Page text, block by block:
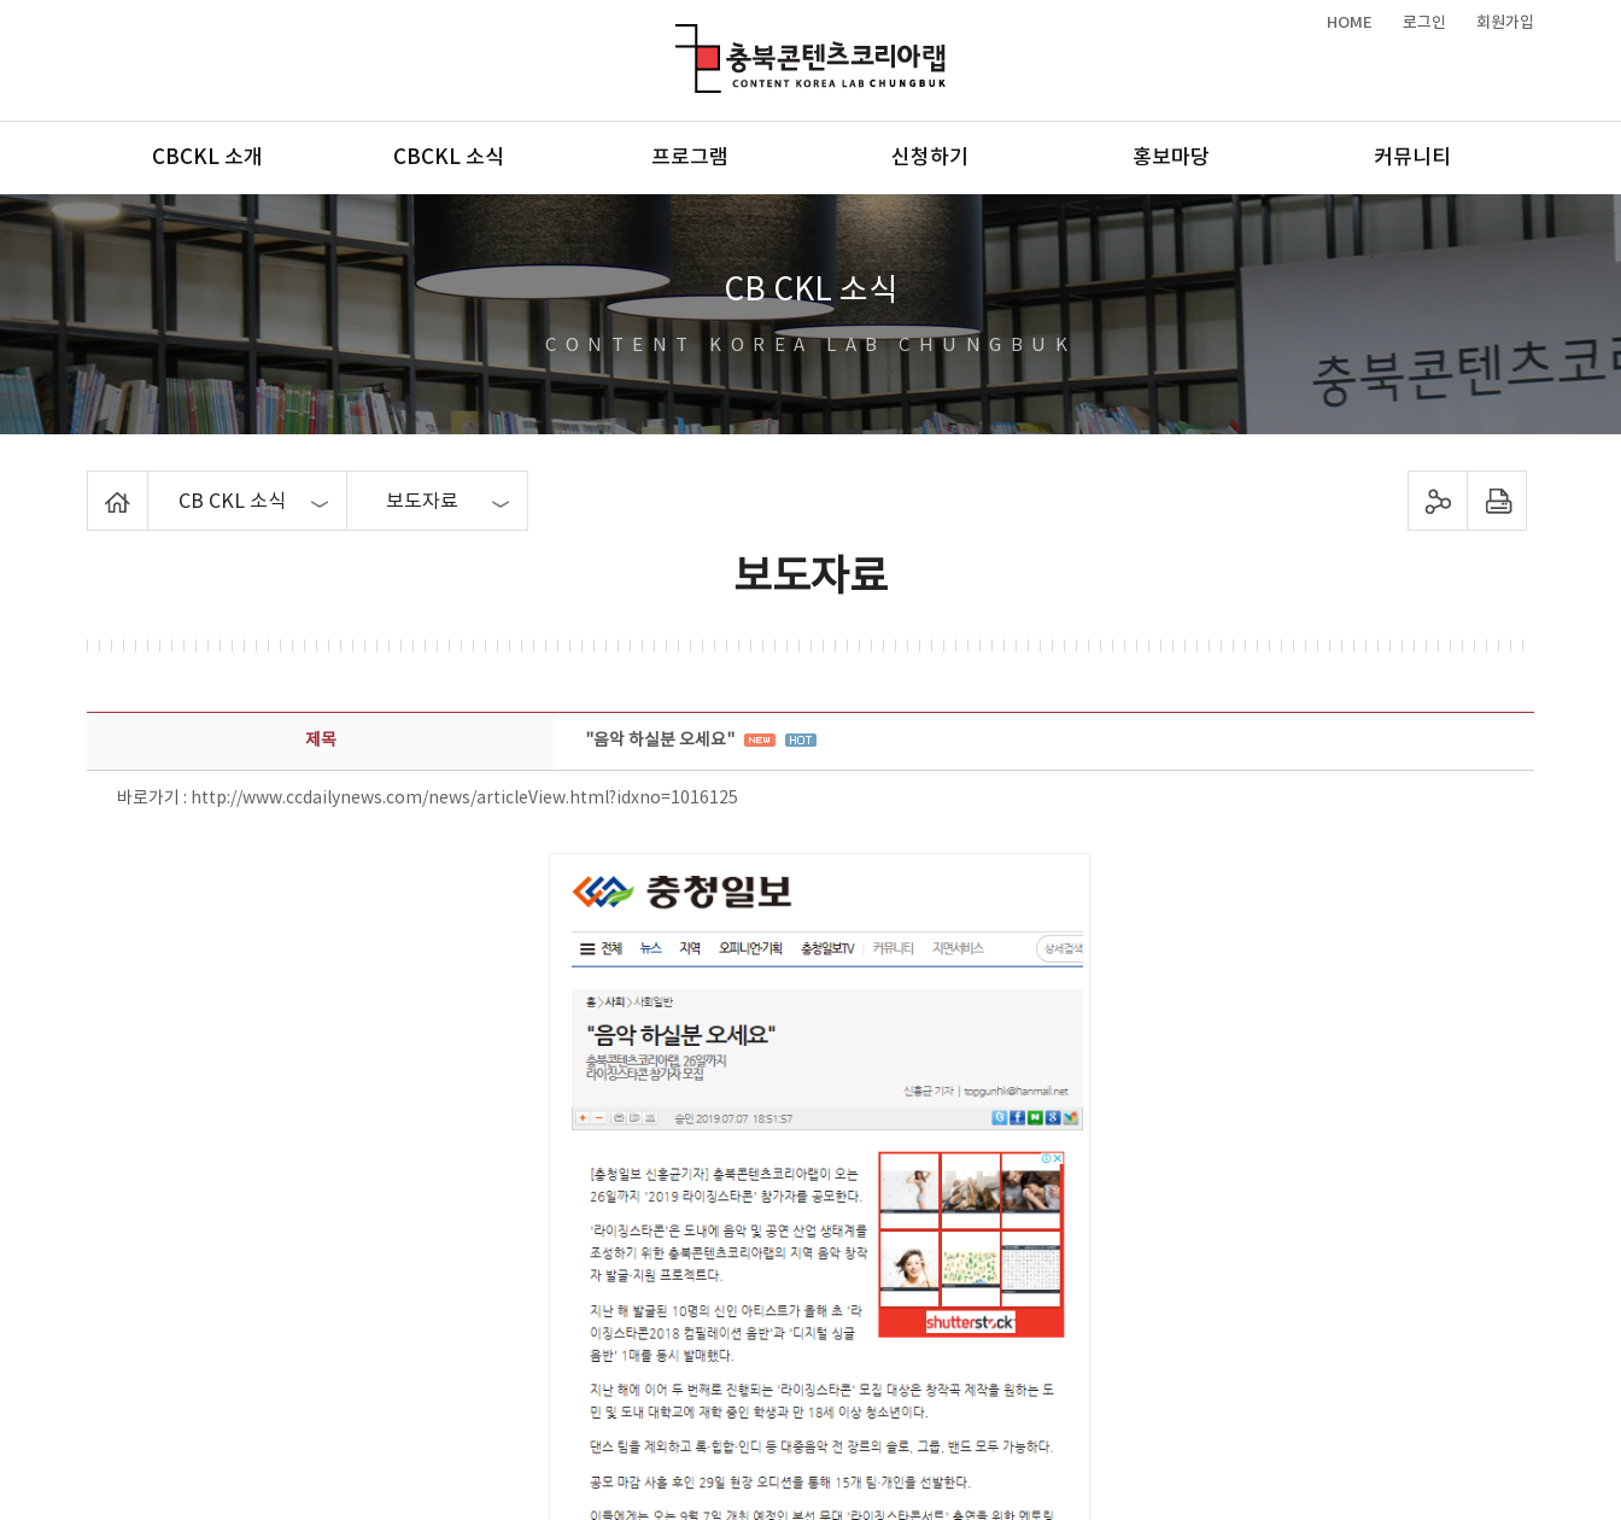
HOME 로그인 회원가입
메뉴
CBCKL 소개 CBCKL 소식 프로그램 신청하기 홍보마당 커뮤니티
CB CKL 소식
CONTENT KOREA LAB CHUNGBUK
CB CKL 소식 보도자료 sns 공유하기 프린트하기
보도자료
보도자료 상세보기 - 제목, 담당부서, 담당자, 담당연락처, 내용, 첨부파일 정보 제공
제목 "음악 하실분 오세요"
바로가기 : http://www.ccdailynews.com/news/articleView.html?idxno=1016125